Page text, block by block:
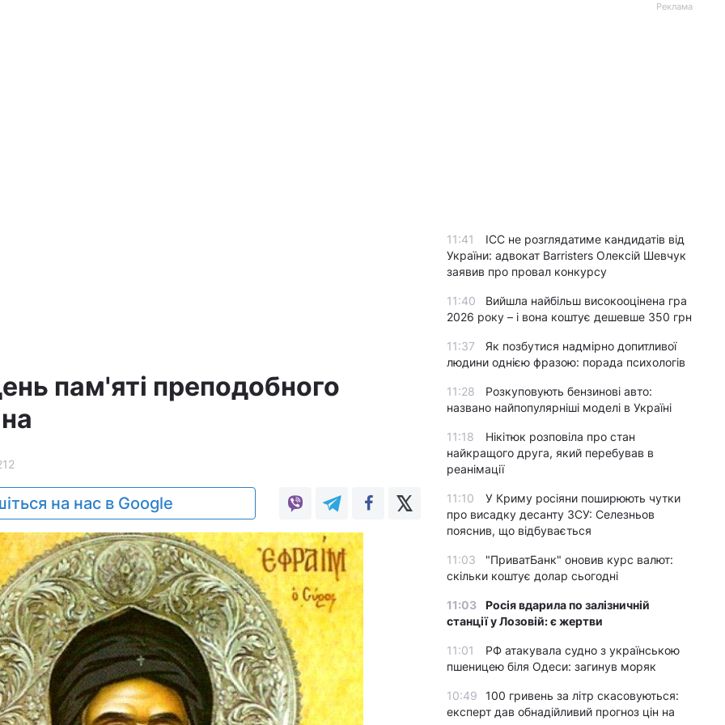
пам'яті преподобного
на нас в Google
Реклама
11:41
ICC не розглядатиме кандидатів від
України: адвокат Barristers Олексій Шевчук
заявив про провал конкурсу
11:40
Вийшла найбільш високооцінена гра
2026 року – і вона коштує дешевше 350 грн
11:37
Як позбутися надмірно допитливої
людини однією фразою: порада психологів
11:28
Розкуповують бензинові авто:
названо найпопулярніші моделі в Україні
11:18
Нікітюк розповіла про стан
найкращого друга, який перебував в
реанімації
11:10
У Криму росіяни поширюють чутки
про висадку десанту ЗСУ: Селезньов
пояснив, що відбувається
11:03
"ПриватБанк" оновив курс валют:
скільки коштує долар сьогодні
11:03
Росія вдарила по залізничній
станції у Лозовій: є жертви
11:01
РФ атакувала судно з українською
пшеницею біля Одеси: загинув моряк
10:49
100 гривень за літр скасовуються:
експерт дав обнадійливий прогноз цін на